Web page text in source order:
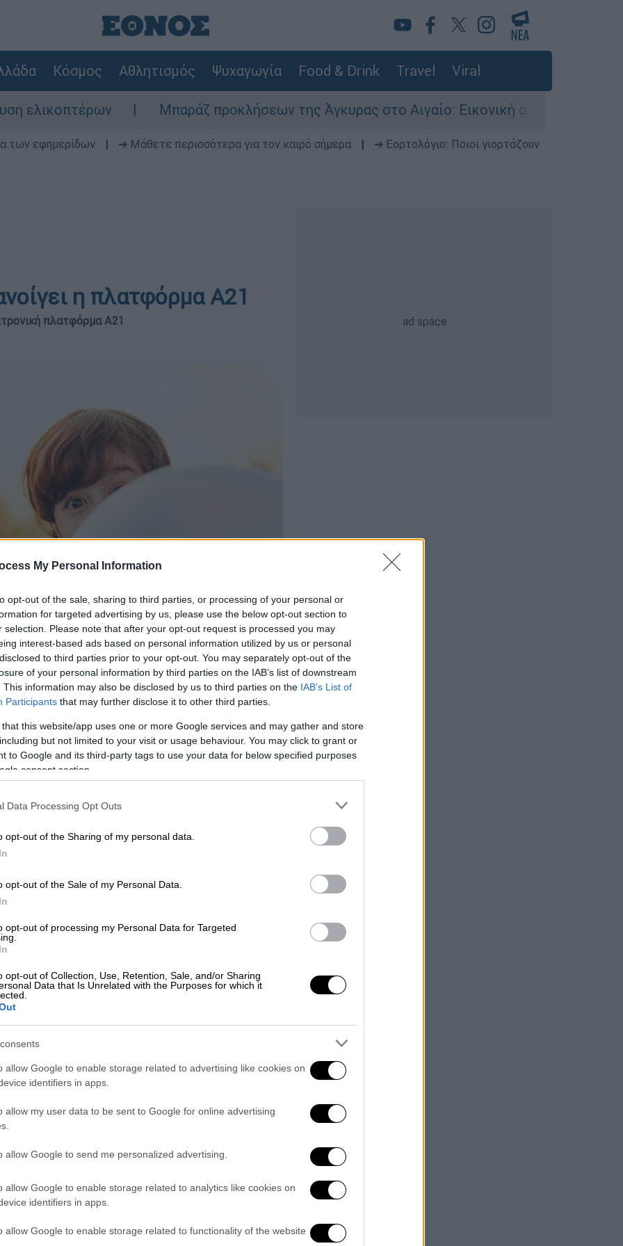
My Personal Information
opt-out of the sale, sharing to third parties, or processing of your personal or
for targeted advertising by us, please use the below opt-out section to
selection. Please note that after your opt-out request is processed you may
interest-based ads based on personal information utilized by us or personal
to third parties prior to your opt-out. You may separately opt-out of the
of your personal information by third parties on the IAB’s list of downstream
This information may also be disclosed by us to third parties on the IAB’s List of
Participants that may further disclose it to other third parties.
that this website/app uses one or more Google services and may gather and store
but not limited to your visit or usage behaviour. You may click to grant or
to Google and its third-party tags to use your data for below specified purposes
consent section.
Data Processing Opt Outs
opt-out of the Sharing of my personal data.
opt-out of the Sale of my Personal Data.
opt-out of processing my Personal Data for Targeted
opt-out of Collection, Use, Retention, Sale, and/or Sharing
Data that Is Unrelated with the Purposes for which it
allow Google to enable storage related to advertising like cookies on
identifiers in apps.
allow my user data to be sent to Google for online advertising
allow Google to send me personalized advertising.
allow Google to enable storage related to analytics like cookies on
identifiers in apps.
allow Google to enable storage related to functionality of the website
Κόσμος Αθλητισμός Ψυχαγωγία Food & Drink Travel Viral
Μπαράζ προκλήσεων της Άγκυρας στο Αιγαίο: Εικονική αερομαχία ανάμεσα σε
των εφημερίδων ➔ Μάθετε περισσότερα για τον καιρό σήμερα
➔ Εορτολόγιο: Ποιοι γιορτάζουν
η πλατφόρμα Α21
πλατφόρμα Α21
το ΕΘΝΟΣ στη Google
ηηλεκτρονική πλατφόρμα Α21για
αιτήσεων από τους γονείς, όπως
Συνοχής
και Κοινωνικής Αλληλεγγύης
1.600 ευρώ από
θα του καταθέσουν επίδομα
και πότε καταβάλλεται
ηπλατφόρμαθα παραμείνει ανοιχτή κα θα
των υφιστάμενων μέχρι και τη Δευτέρα
ή https://opeka.gr/ και με τη χρήση
στο
βάσει των εξαρτώμενων τέκνων
του συνολικού οικογενειακού
το φορολογικό έτος 2024.